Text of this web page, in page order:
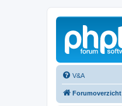
V&A
Forumoverzicht